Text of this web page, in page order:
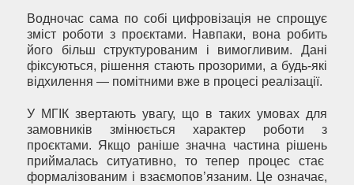
Водночас сама по собі цифровізація не спрощує
зміст роботи з проєктами. Навпаки, вона робить
його більш структурованим і вимогливим. Дані
фіксуються, рішення стають прозорими, а будь-які
відхилення — помітними вже в процесі реалізації.
У МГІК звертають увагу, що в таких умовах для
замовників змінюється характер роботи з
проєктами. Якщо раніше значна частина рішень
приймалась ситуативно, то тепер процес стає
формалізованим і взаємопов’язаним. Це означає,